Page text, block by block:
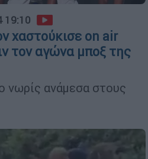
19:10
χαστούκισε on air
τον αγώνα μποξ της
νωρίς ανάμεσα στους